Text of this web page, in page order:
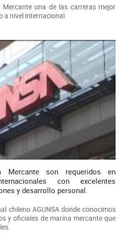
Mercante una de las carreras mejor
a nivel internacional.
Mercante son requeridos en
con excelentes
y desarrollo personal.
chileno AGUNSA donde conocimos
y oficiales de marina mercante que